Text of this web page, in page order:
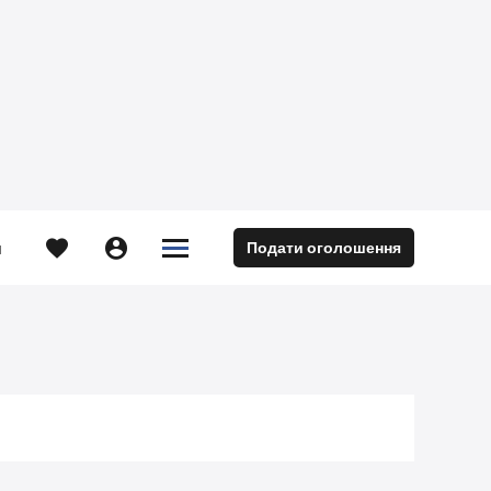
  

 Подати оголошення